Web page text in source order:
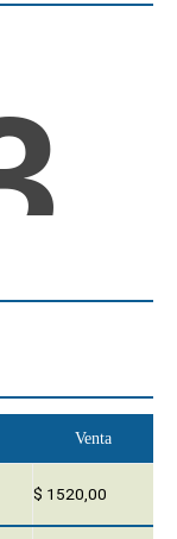
Venta
$ 1520,00